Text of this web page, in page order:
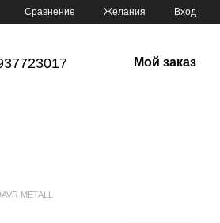
Сравнение Желания Вход
Мой заказ
METALL